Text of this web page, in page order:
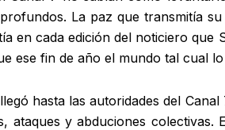
La paz que transmitía
en cada edición del noticiero
ese fin de año el mundo tal cual
hasta las autoridades del
y abduciones